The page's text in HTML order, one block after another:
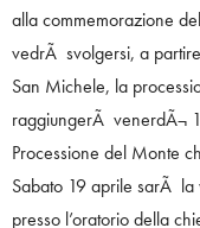
alla commemorazione
vedrÃ svolgersi, a
San Michele, la
raggiungerÃ venerdÃ¬
Processione del Monte
Sabato 19 aprile sarÃ la
presso l’oratorio della